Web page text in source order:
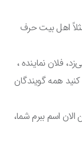
اهل بیت حرف
فلان نماینده ،
همه گویندگان
اسم ببرم شما،